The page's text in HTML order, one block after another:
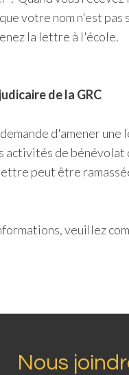
votre nom n'est pas
la lettre à l'école.
de la GRC
demande d'amener
activités de bénévolat
peut être
veuillez
Nous